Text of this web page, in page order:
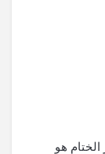
الختام هو